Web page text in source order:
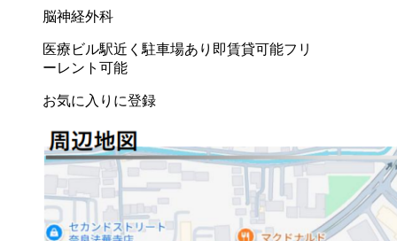
脳神経外科
医療ビル駅近く 駐車場あり 即賃貸可能フリ
ーレント可能
お気に入りに登録